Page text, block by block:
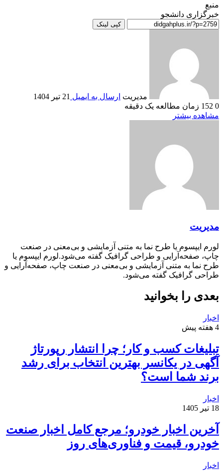
منبع
خبرگزاری دانشجو
کپی لینک
مدیریت ارسال به ایمیل 21 تیر 1404
0
زمان مطالعه یک دقیقه
مشاهده بیشتر
مدیریت
لورم ایپسوم یا طرح‌ نما به متنی آزمایشی و بی‌معنی در صنعت
چاپ، صفحه‌آرایی و طراحی گرافیک گفته می‌شود.لورم ایپسوم یا
طرح‌ نما به متنی آزمایشی و بی‌معنی در صنعت چاپ، صفحه‌آرایی و
طراحی گرافیک گفته می‌شود.
بعدی را بخوانید
اخبار
4 هفته پیش
تبلیغات کسب و کار؛ چرا انتشار رپورتاژ
آگهی در یکانسر بهترین انتخاب برای رشد
برند شما است؟
اخبار
18 تیر 1405
آخرین اخبار خودرو؛ مرجع کامل اخبار صنعت
خودرو، قیمت و فناوری‌های روز
اخبار